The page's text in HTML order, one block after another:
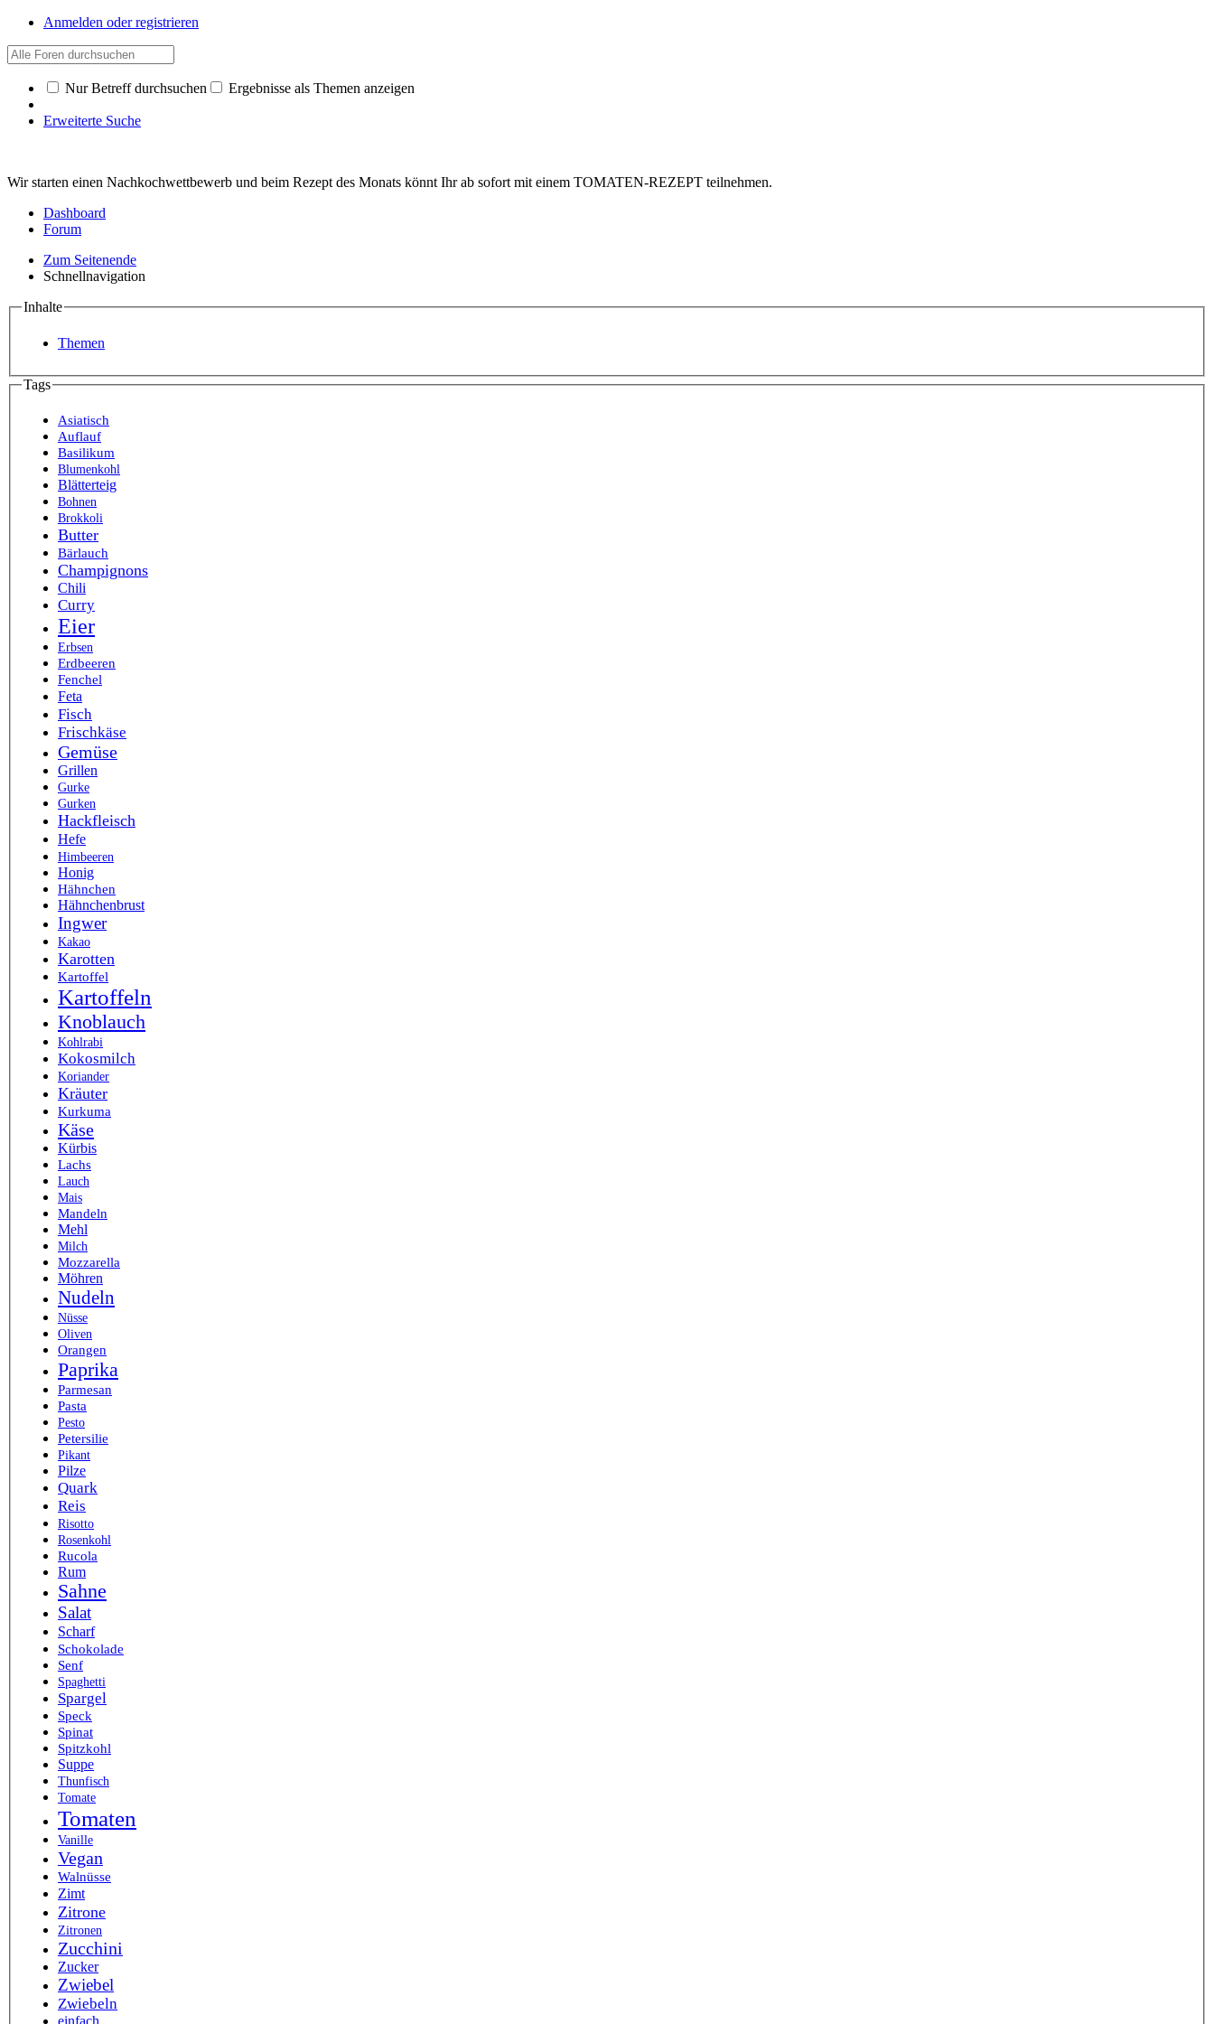
Anmelden oder registrieren
Nur Betreff durchsuchen Ergebnisse als Themen anzeigen
Erweiterte Suche
Wir starten einen Nachkochwettbewerb und beim Rezept des Monats könnt Ihr ab sofort mit einem TOMATEN-REZEPT teilnehmen.
Dashboard
Forum
Zum Seitenende
Schnellnavigation
Inhalte
Themen
Tags
Asiatisch
Auflauf
Basilikum
Blumenkohl
Blätterteig
Bohnen
Brokkoli
Butter
Bärlauch
Champignons
Chili
Curry
Eier
Erbsen
Erdbeeren
Fenchel
Feta
Fisch
Frischkäse
Gemüse
Grillen
Gurke
Gurken
Hackfleisch
Hefe
Himbeeren
Honig
Hähnchen
Hähnchenbrust
Ingwer
Kakao
Karotten
Kartoffel
Kartoffeln
Knoblauch
Kohlrabi
Kokosmilch
Koriander
Kräuter
Kurkuma
Käse
Kürbis
Lachs
Lauch
Mais
Mandeln
Mehl
Milch
Mozzarella
Möhren
Nudeln
Nüsse
Oliven
Orangen
Paprika
Parmesan
Pasta
Pesto
Petersilie
Pikant
Pilze
Quark
Reis
Risotto
Rosenkohl
Rucola
Rum
Sahne
Salat
Scharf
Schokolade
Senf
Spaghetti
Spargel
Speck
Spinat
Spitzkohl
Suppe
Thunfisch
Tomate
Tomaten
Vanille
Vegan
Walnüsse
Zimt
Zitrone
Zitronen
Zucchini
Zucker
Zwiebel
Zwiebeln